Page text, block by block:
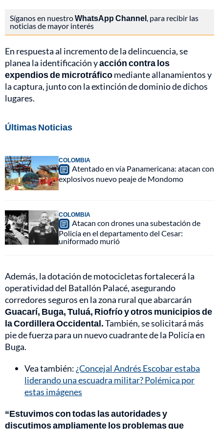
Síganos en nuestroWhatsApp Channel, para recibir las
noticias de mayor interés
En respuesta al incremento de la delincuencia, se
planea la identificación yacción contra los
expendios de microtráficomediante allanamientos y
la captura, junto con la extinción de dominio de dichos
lugares.
Últimas Noticias
COLOMBIA
Atentado en vía Panamericana: atacan con
explosivos nuevo peaje de Mondomo
COLOMBIA
Atacan con drones una subestación de
Policía en el departamento del Cesar:
uniformado murió
Además, la dotación de motocicletas fortalecerá la
operatividad del Batallón Palacé, asegurando
corredores seguros en la zona rural que abarcarán
Guacarí, Buga, Tuluá, Riofrío y otros municipios de
la Cordillera Occidental.También, se solicitará más
pie de fuerza para un nuevo cuadrante de la Policía en
Buga.
Vea también: ¿Concejal Andrés Escobar estaba
liderando una escuadra militar? Polémica por
estas imágenes
“Estuvimos con todas las autoridades y
discutimos ampliamente los problemas que